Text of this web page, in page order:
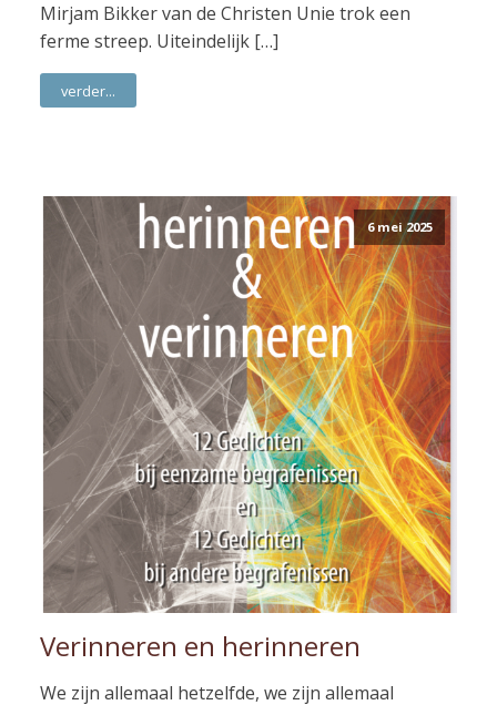
Mirjam Bikker van de Christen Unie trok een
ferme streep. Uiteindelijk […]
verder...
6 mei 2025
Verinneren en herinneren
We zijn allemaal hetzelfde, we zijn allemaal